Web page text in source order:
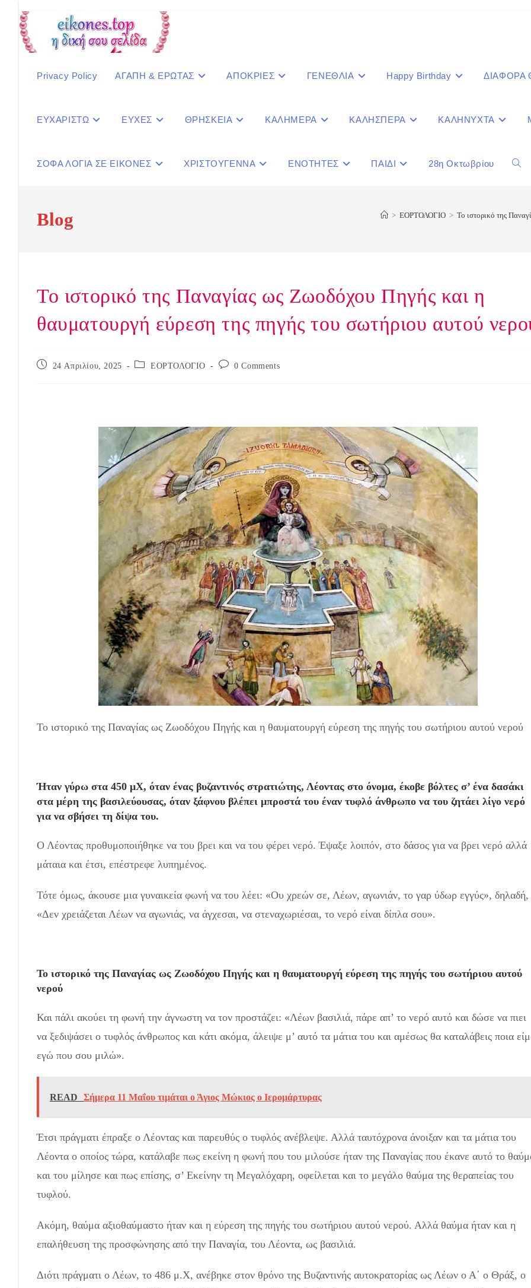
content
Privacy Policy ΑΓΑΠΗ & ΕΡΩΤΑΣ ΑΠΟΚΡΙΕΣ ΓΕΝΕΘΛΙΑ Happy Birthday ΔΙΑΦΟΡΑ
ΕΥΧΑΡΙΣΤΩ ΕΥΧΕΣ ΘΡΗΣΚΕΙΑ ΚΑΛΗΜΕΡΑ ΚΑΛΗΣΠΕΡΑ ΚΑΛΗΝΥΧΤΑ
ΣΟΦΑ ΛΟΓΙΑ ΣΕ ΕΙΚΟΝΕΣ ΧΡΙΣΤΟΥΓΕΝΝΑ ΕΝΟΤΗΤΕΣ ΠΑΙΔΙ 28η Οκτωβρίου
Blog > ΕΟΡΤΟΛΟΓΙΟ > Το ιστορικό της
Το ιστορικό της Παναγίας ως Ζωοδόχου Πηγής και η
θαυματουργή εύρεση της πηγής του σωτήριου αυτού
Post
24 Απριλίου, 2025
Post ΕΟΡΤΟΛΟΓΙΟ
Post 0 Comments
Το ιστορικό της Παναγίας ως Ζωοδόχου Πηγής και η θαυματουργή εύρεση της πηγής του σωτήριου αυτού νερού
Ήταν γύρω στα 450 μΧ, όταν ένας βυζαντινός στρατιώτης, Λέοντας στο όνομα, έκοβε βόλτες σ’ ένα δασάκι
στα μέρη της βασιλεύουσας, όταν ξάφνου βλέπει μπροστά του έναν τυφλό άνθρωπο να του ζητάει λίγο νερό
για να σβήσει τη δίψα του.
Ο Λέοντας προθυμοποιήθηκε να του βρει και να του φέρει νερό. Έψαξε λοιπόν, στο δάσος για να βρει νερό αλλά
μάταια και έτσι, επέστρεφε λυπημένος.
Τότε όμως, άκουσε μια γυναικεία φωνή να του λέει: «Ου χρεών σε, Λέων, αγωνιάν, το γαρ ύδωρ εγγύς», δηλαδή,
«Δεν χρειάζεται Λέων να αγωνιάς, να άγχεσαι, να στεναχωριέσαι, το νερό είναι δίπλα σου».
Το ιστορικό της Παναγίας ως Ζωοδόχου Πηγής και η θαυματουργή εύρεση της πηγής του σωτήριου αυτού
νερού
Και πάλι ακούει τη φωνή την άγνωστη να τον προστάζει: «Λέων βασιλιά, πάρε απ’ το νερό αυτό και δώσε να πιει
να ξεδιψάσει ο τυφλός άνθρωπος και κάτι ακόμα, άλειψε μ’ αυτό τα μάτια του και αμέσως θα καταλάβεις ποια
εγώ που σου μιλώ».
READ Σήμερα 11 Μαΐου τιμάται ο Άγιος Μώκιος ο Ιερομάρτυρας
Έτσι πράγματι έπραξε ο Λέοντας και παρευθύς ο τυφλός ανέβλεψε. Αλλά ταυτόχρονα άνοιξαν και τα μάτια του
Λέοντα ο οποίος τώρα, κατάλαβε πως εκείνη η φωνή που του μιλούσε ήταν της Παναγίας που έκανε αυτό το
και του μίλησε και πως επίσης, σ’ Εκείνην τη Μεγαλόχαρη, οφείλεται και το μεγάλο θαύμα της θεραπείας του
τυφλού.
Ακόμη, θαύμα αξιοθαύμαστο ήταν και η εύρεση της πηγής του σωτήριου αυτού νερού. Αλλά θαύμα ήταν και η
επαλήθευση της προσφώνησης από την Παναγία, του Λέοντα, ως βασιλιά.
Διότι πράγματι ο Λέων, το 486 μ.Χ, ανέβηκε στον θρόνο της Βυζαντινής αυτοκρατορίας ως Λέων ο Α΄ ο Θράξ, ο